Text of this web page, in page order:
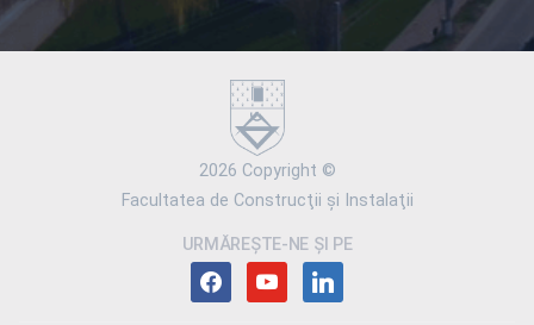
2026 Copyright ©
Facultatea de Construcţii şi Instalaţii
URMĂREȘTE-NE ȘI PE
facebookyoutubelinkedin